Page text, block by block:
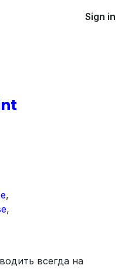
Sign in
,
,
всегда на